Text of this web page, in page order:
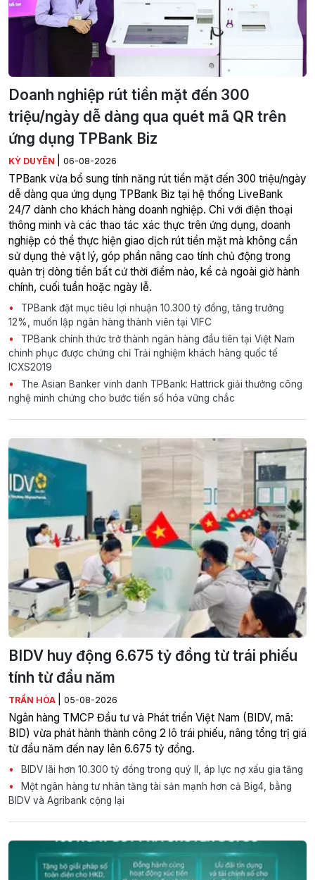
Doanh nghiệp rút tiền mặt đến 300
triệu/ngày dễ dàng qua quét mã QR trên
ứng dụng TPBank Biz
KỲ DUYÊN 06-08-2026
TPBank vừa bổ sung tính năng rút tiền mặt đến 300 triệu/ngày
dễ dàng qua ứng dụng TPBank Biz tại hệ thống LiveBank
24/7 dành cho khách hàng doanh nghiệp. Chỉ với điện thoại
thông minh và các thao tác xác thực trên ứng dụng, doanh
nghiệp có thể thực hiện giao dịch rút tiền mặt mà không cần
sử dụng thẻ vật lý, góp phần nâng cao tính chủ động trong
quản trị dòng tiền bất cứ thời điểm nào, kể cả ngoài giờ hành
chính, cuối tuần hoặc ngày lễ.
TPBank đặt mục tiêu lợi nhuận 10.300 tỷ đồng, tăng trưởng
12%, muốn lập ngân hàng thành viên tại VIFC
TPBank chính thức trở thành ngân hàng đầu tiên tại Việt Nam
chinh phục được chứng chỉ Trải nghiệm khách hàng quốc tế
ICXS2019
The Asian Banker vinh danh TPBank: Hattrick giải thưởng công
nghệ minh chứng cho bước tiến số hóa vững chắc
BIDV huy động 6.675 tỷ đồng từ trái phiếu
tính từ đầu năm
TRẦN HÒA 05-08-2026
Ngân hàng TMCP Đầu tư và Phát triển Việt Nam (BIDV, mã:
BID) vừa phát hành thành công 2 lô trái phiếu, nâng tổng trị giá
từ đầu năm đến nay lên 6.675 tỷ đồng.
BIDV lãi hơn 10.300 tỷ đồng trong quý II, áp lực nợ xấu gia tăng
Một ngân hàng tư nhân tăng tài sản mạnh hơn cả Big4, bằng
BIDV và Agribank cộng lại